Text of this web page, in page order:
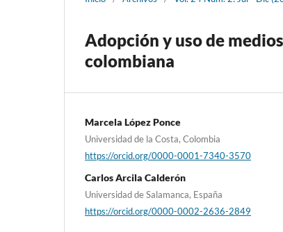
Adopción y uso de
colombiana
Marcela López Ponce
Universidad de la Costa, Colombia
https://orcid.org/0000-0001-7340-3570
Carlos Arcila Calderón
Universidad de Salamanca, España
https://orcid.org/0000-0002-2636-2849